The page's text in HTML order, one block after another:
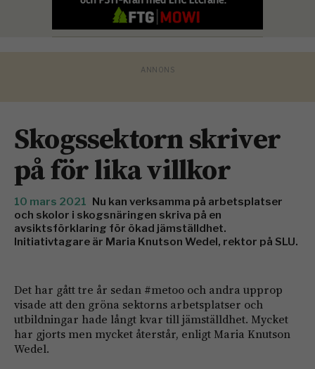
Skogssektorn skriver
på för lika villkor
10 mars 2021 Nu kan verksamma på arbetsplatser
och skolor i skogsnäringen skriva på en
avsiktsförklaring för ökad jämställdhet.
Initiativtagare är Maria Knutson Wedel, rektor på SLU.
Det har gått tre år sedan #metoo och andra upprop
visade att den gröna sektorns arbetsplatser och
utbildningar hade långt kvar till jämställdhet. Mycket
har gjorts men mycket återstår, enligt Maria Knutson
Wedel.